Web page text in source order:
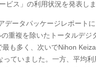
ビス」の利用状況を発表しま
データパッケージレポート
の重複を除いたトータルデジ
最も多く、次いでNihon
っていました。一方、平均利